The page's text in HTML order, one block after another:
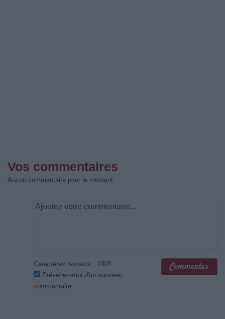
Vos commentaires
Aucun commentaire pour le moment
Caractères restants : 1000
Prévenez-moi d'un nouveau
commentaire